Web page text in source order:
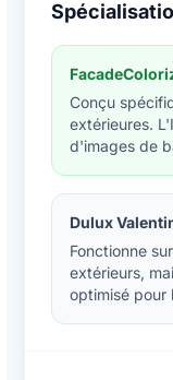
Conçu
extérieures.
d'images de
Dulux
Fonctionne
extérieurs,
optimisé pour